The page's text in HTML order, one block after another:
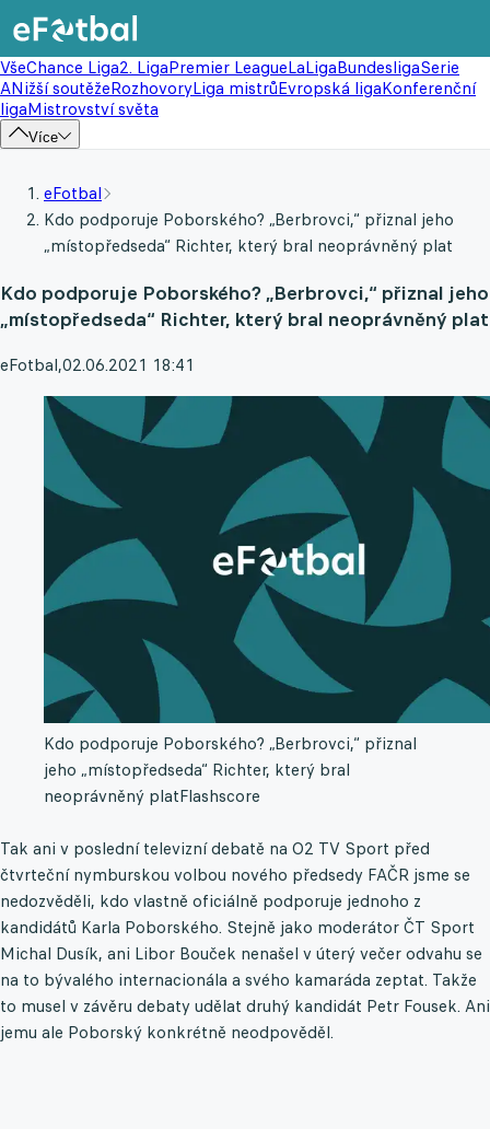
VšeChance Liga2. LigaPremier LeagueLaLigaBundesligaSerie
ANižší soutěžeRozhovoryLiga mistrůEvropská ligaKonferenční
ligaMistrovství světa
Více
eFotbal
Kdo podporuje Poborského? „Berbrovci,“ přiznal jeho
„místopředseda“ Richter, který bral neoprávněný plat
Kdo podporuje Poborského? „Berbrovci,“ přiznal jeho
„místopředseda“ Richter, který bral neoprávněný plat
eFotbal,02.06.2021 18:41
Kdo podporuje Poborského? „Berbrovci,“ přiznal
jeho „místopředseda“ Richter, který bral
neoprávněný platFlashscore
Tak ani v poslední televizní debatě na O2 TV Sport před
čtvrteční nymburskou volbou nového předsedy FAČR jsme se
nedozvěděli, kdo vlastně oficiálně podporuje jednoho z
kandidátů Karla Poborského. Stejně jako moderátor ČT Sport
Michal Dusík, ani Libor Bouček nenašel v úterý večer odvahu se
na to bývalého internacionála a svého kamaráda zeptat. Takže
to musel v závěru debaty udělat druhý kandidát Petr Fousek. Ani
jemu ale Poborský konkrétně neodpověděl.